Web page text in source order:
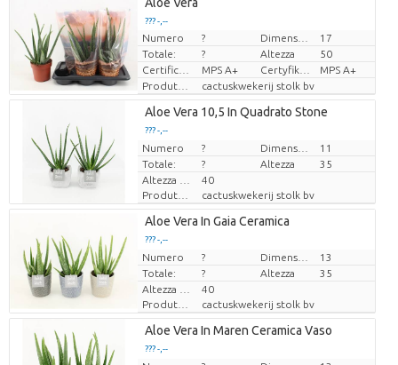
??? -,--
Prezzo x uno
Loading...
??? -,--
Prezzo x uno
Loading...
??? -,--
Prezzo x uno
Loading...
??? -,--
??? -,--
Prezzo x uno
Numero ?
17
Totale:
? Altezza
50
Certificato MPS.
MPS A+
MPS A+
Produttore
cactuskwekerij stolk bv
Aloe Vera 10,5 In Quadrato Stone
??? -,--
Prezzo x uno
Numero ?
11
Totale:
? Altezza
35
40
Produttore
cactuskwekerij stolk bv
Aloe Vera In Gaia Ceramica
??? -,--
Prezzo x uno
Numero ?
13
Totale:
? Altezza
35
40
Produttore
cactuskwekerij stolk bv
Aloe Vera In Maren Ceramica Vaso
??? -,--